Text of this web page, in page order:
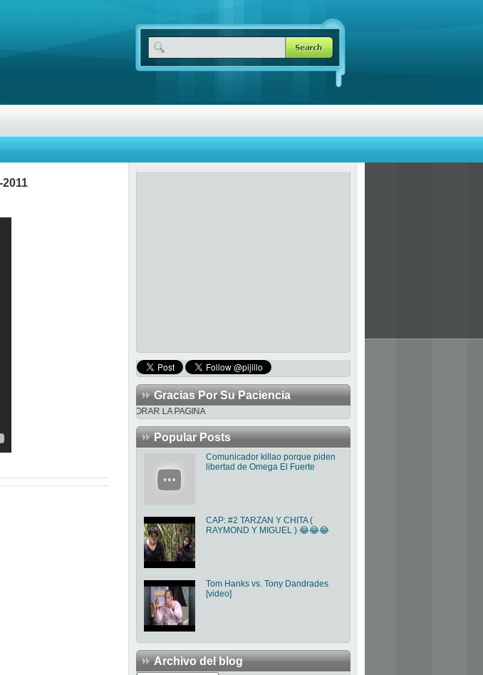
Gracias Por Su Paciencia
TRABAJANDO PARA MEJORAR LA PAGINA
Popular Posts
Comunicador killao porque piden
libertad de Omega El Fuerte
CAP: #2 TARZAN Y CHITA (
RAYMOND Y MIGUEL ) 😂😂😂
Tom Hanks vs. Tony Dandrades
[video]
Archivo del blog